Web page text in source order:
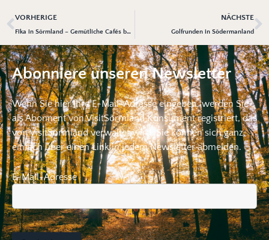
VORHERIGE
Fika in Sörmland – Gemütliche Cafés bei jedem Wetter
NÄCHSTE
Golfrunden in Södermanland
Abonniere unseren Newsletter
Wenn Sie hier Ihre E-Mail-Adresse eingeben, werden Sie
als Abonnent von VisitSörmland Konsument registriert, das
von VisitSörmland verwaltet wird. Sie können sich ganz
einfach über einen Link in jedem Newsletter abmelden.
E-Mail-Adresse